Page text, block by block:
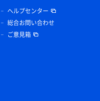
ヘルプセンター
総合お問い合わせ
ご意見箱